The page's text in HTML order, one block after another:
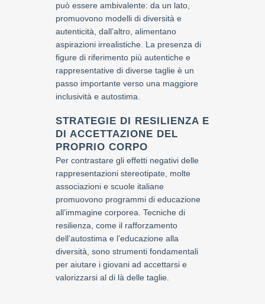
può essere ambivalente: da un lato,
promuovono modelli di diversità e
autenticità, dall’altro, alimentano
aspirazioni irrealistiche. La presenza di
figure di riferimento più autentiche e
rappresentative di diverse taglie è un
passo importante verso una maggiore
inclusività e autostima.
STRATEGIE DI RESILIENZA E
DI ACCETTAZIONE DEL
PROPRIO CORPO
Per contrastare gli effetti negativi delle
rappresentazioni stereotipate, molte
associazioni e scuole italiane
promuovono programmi di educazione
all’immagine corporea. Tecniche di
resilienza, come il rafforzamento
dell’autostima e l’educazione alla
diversità, sono strumenti fondamentali
per aiutare i giovani ad accettarsi e
valorizzarsi al di là delle taglie.